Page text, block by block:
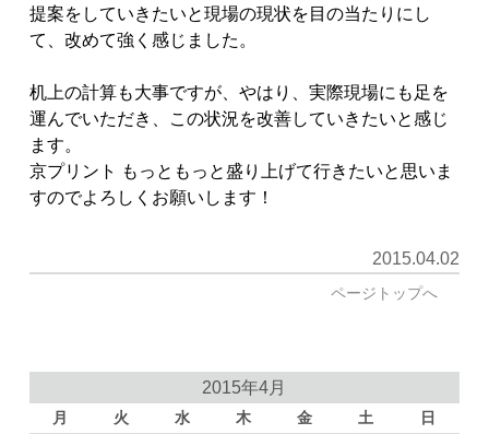
提案をしていきたいと現場の現状を目の当たりにし
て、改めて強く感じました。
机上の計算も大事ですが、やはり、実際現場にも足を
運んでいただき、この状況を改善していきたいと感じ
ます。
京プリント もっともっと盛り上げて行きたいと思いま
すのでよろしくお願いします！
2015.04.02
ページトップへ
2015年4月
月 火 水 木 金 土 日